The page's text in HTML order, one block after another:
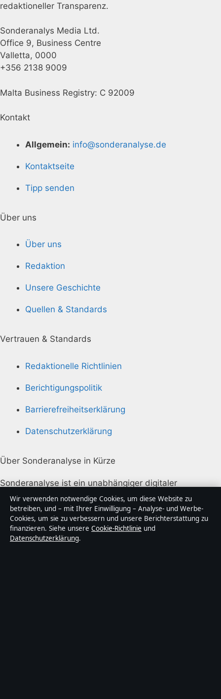
redaktioneller Transparenz.
Sonderanalys Media Ltd.
Office 9, Business Centre
Valletta, 0000
+356 2138 9009
Malta Business Registry: C 92009
Kontakt
Allgemein: info@sonderanalyse.de
Kontaktseite
Tipp senden
Über uns
Über uns
Redaktion
Unsere Geschichte
Quellen & Standards
Vertrauen & Standards
Redaktionelle Richtlinien
Berichtigungspolitik
Barrierefreiheitserklärung
Datenschutzerklärung
Über Sonderanalyse in Kürze
Sonderanalyse ist ein unabhängiger digitaler
Nachrichtenanbieter mit Fokus auf Politik, Wirtschaft,
Technik und Gesellschaft in Deutschland. Jeder Artikel
trägt eine Byline, wird von einem Redakteur geprüft
und vor der Veröffentlichung faktengecheckt.
Wir verwenden notwendige Cookies, um diese Website zu
betreiben, und – mit Ihrer Einwilligung – Analyse- und Werbe-
Cookies, um sie zu verbessern und unsere Berichterstattung zu
finanzieren. Siehe unsere Cookie-Richtlinie und
Datenschutzerklärung.